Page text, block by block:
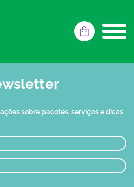
sobre pacotes, serviços e dicas